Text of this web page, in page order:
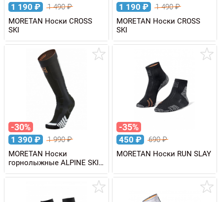
1 190 ₽ 1 490₽
MORETAN Носки CROSS
SKI
1 190 ₽ 1 490₽
MORETAN Носки CROSS
SKI
-30%
1 390 ₽ 1 990₽
MORETAN Носки
горнолыжные ALPINE SKI
EMBOSSOM
-35%
450 ₽ 690₽
MORETAN Носки RUN SLAY